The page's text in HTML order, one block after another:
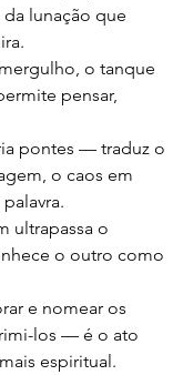
lunação que
o tanque
pensar,
pontes — traduz o
o caos em
ultrapassa o
o outro como
e nomear os
los — é o ato
espiritual.